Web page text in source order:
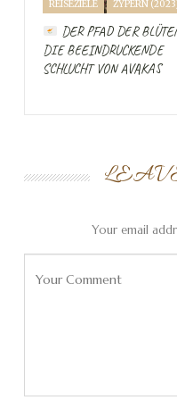
Larnaka, eine Stadt am
nichts, so habe ich
anzusehen.
Flughäfen, nämlich
REISEZIELE
ZYPERN
DER PFAD DER
DIE BEEINDRUCKENDE
SCHLUCHT VON AVAKAS
Your email